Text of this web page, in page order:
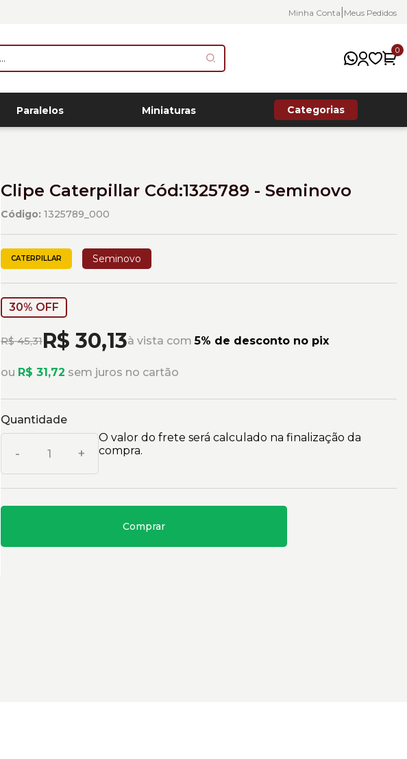
Minha Conta Meus Pedidos
0
Paralelos Miniaturas Categorias
Clipe Caterpillar Cód:1325789 - Seminovo
Código: 1325789_000
CATERPILLAR Seminovo
30% OFF
R$ 45,31R$ 30,13à vista com5% de desconto no pix
ou R$ 31,72 sem juros no cartão
Quantidade
- +
O valor do frete será calculado na finalização da
compra.
Comprar